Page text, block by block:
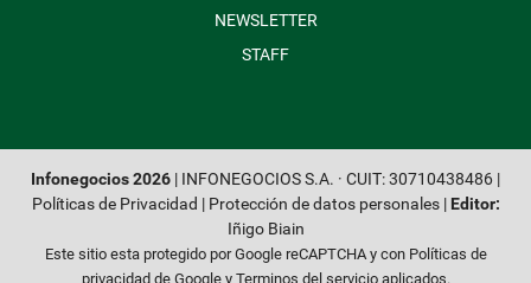
NEWSLETTER
STAFF
Infonegocios 2026 | INFONEGOCIOS S.A. · CUIT: 30710438486 |
Políticas de Privacidad
Protección de datos personales| Editor:
Iñigo Biain
Este sitio esta protegido por Google reCAPTCHA y con Políticas de
privacidad de Googley Terminos del servicioaplicados.